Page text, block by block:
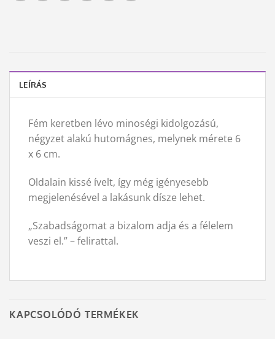
LEÍRÁS
Fém keretben lévo minoségi kidolgozású,
négyzet alakú hutomágnes, melynek mérete 6
x 6 cm.
Oldalain kissé ívelt, így még igényesebb
megjelenésével a lakásunk dísze lehet.
„Szabadságomat a bizalom adja és a félelem
veszi el.” – felirattal.
KAPCSOLÓDÓ TERMÉKEK